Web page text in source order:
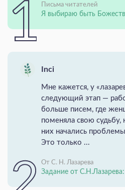
Письма читателей
Я выбираю быть
Inci
Мне кажется, у
следующий этап —
больше писем, где
поменяла свою
них начались
Это только ...
От С. Н. Лазарева
Задание от